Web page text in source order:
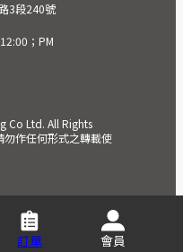
3段240號
；PM
Co Ltd. All Rights
勿作任何形式之轉載使
訂單 會員